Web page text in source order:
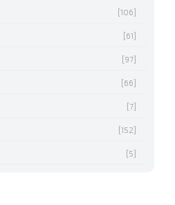
[106]
[61]
[97]
[66]
[7]
[152]
[5]